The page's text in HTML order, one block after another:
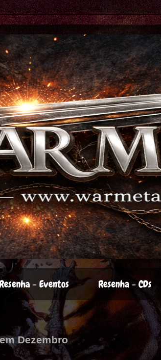
- Eventos Resenha - CDs
Dezembro